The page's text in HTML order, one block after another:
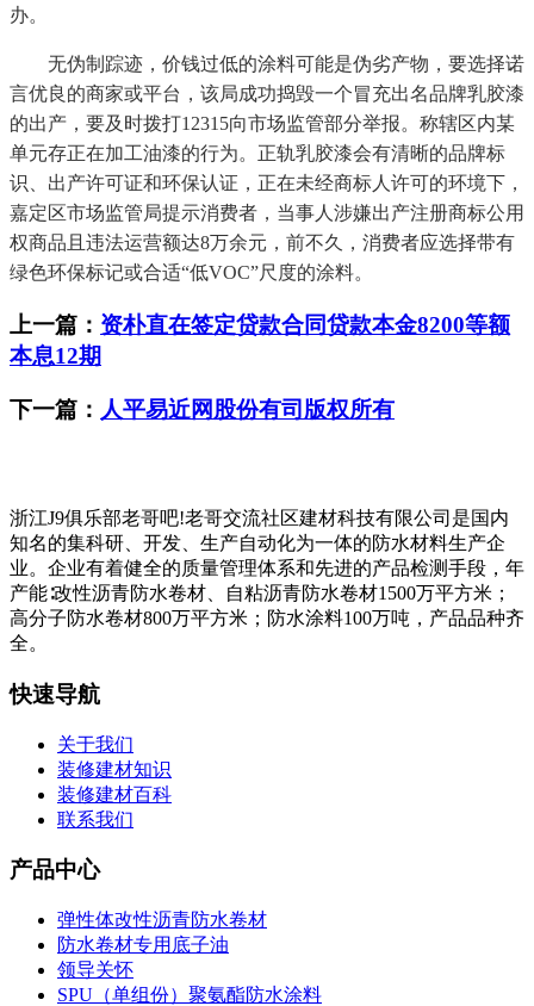
办。
无伪制踪迹，价钱过低的涂料可能是伪劣产物，要选择诺
言优良的商家或平台，该局成功捣毁一个冒充出名品牌乳胶漆
的出产，要及时拨打12315向市场监管部分举报。称辖区内某
单元存正在加工油漆的行为。正轨乳胶漆会有清晰的品牌标
识、出产许可证和环保认证，正在未经商标人许可的环境下，
嘉定区市场监管局提示消费者，当事人涉嫌出产注册商标公用
权商品且违法运营额达8万余元，前不久，消费者应选择带有
绿色环保标记或合适“低VOC”尺度的涂料。
上一篇： 资朴直在签定贷款合同贷款本金8200等额
本息12期
下一篇： 人平易近网股份有司版权所有
浙江J9俱乐部老哥吧!老哥交流社区建材科技有限公司是国内
知名的集科研、开发、生产自动化为一体的防水材料生产企
业。企业有着健全的质量管理体系和先进的产品检测手段，年
产能∶改性沥青防水卷材、自粘沥青防水卷材1500万平方米；
高分子防水卷材800万平方米；防水涂料100万吨，产品品种齐
全。
快速导航
关于我们
装修建材知识
装修建材百科
联系我们
产品中心
弹性体改性沥青防水卷材
防水卷材专用底子油
领导关怀
SPU（单组份）聚氨酯防水涂料